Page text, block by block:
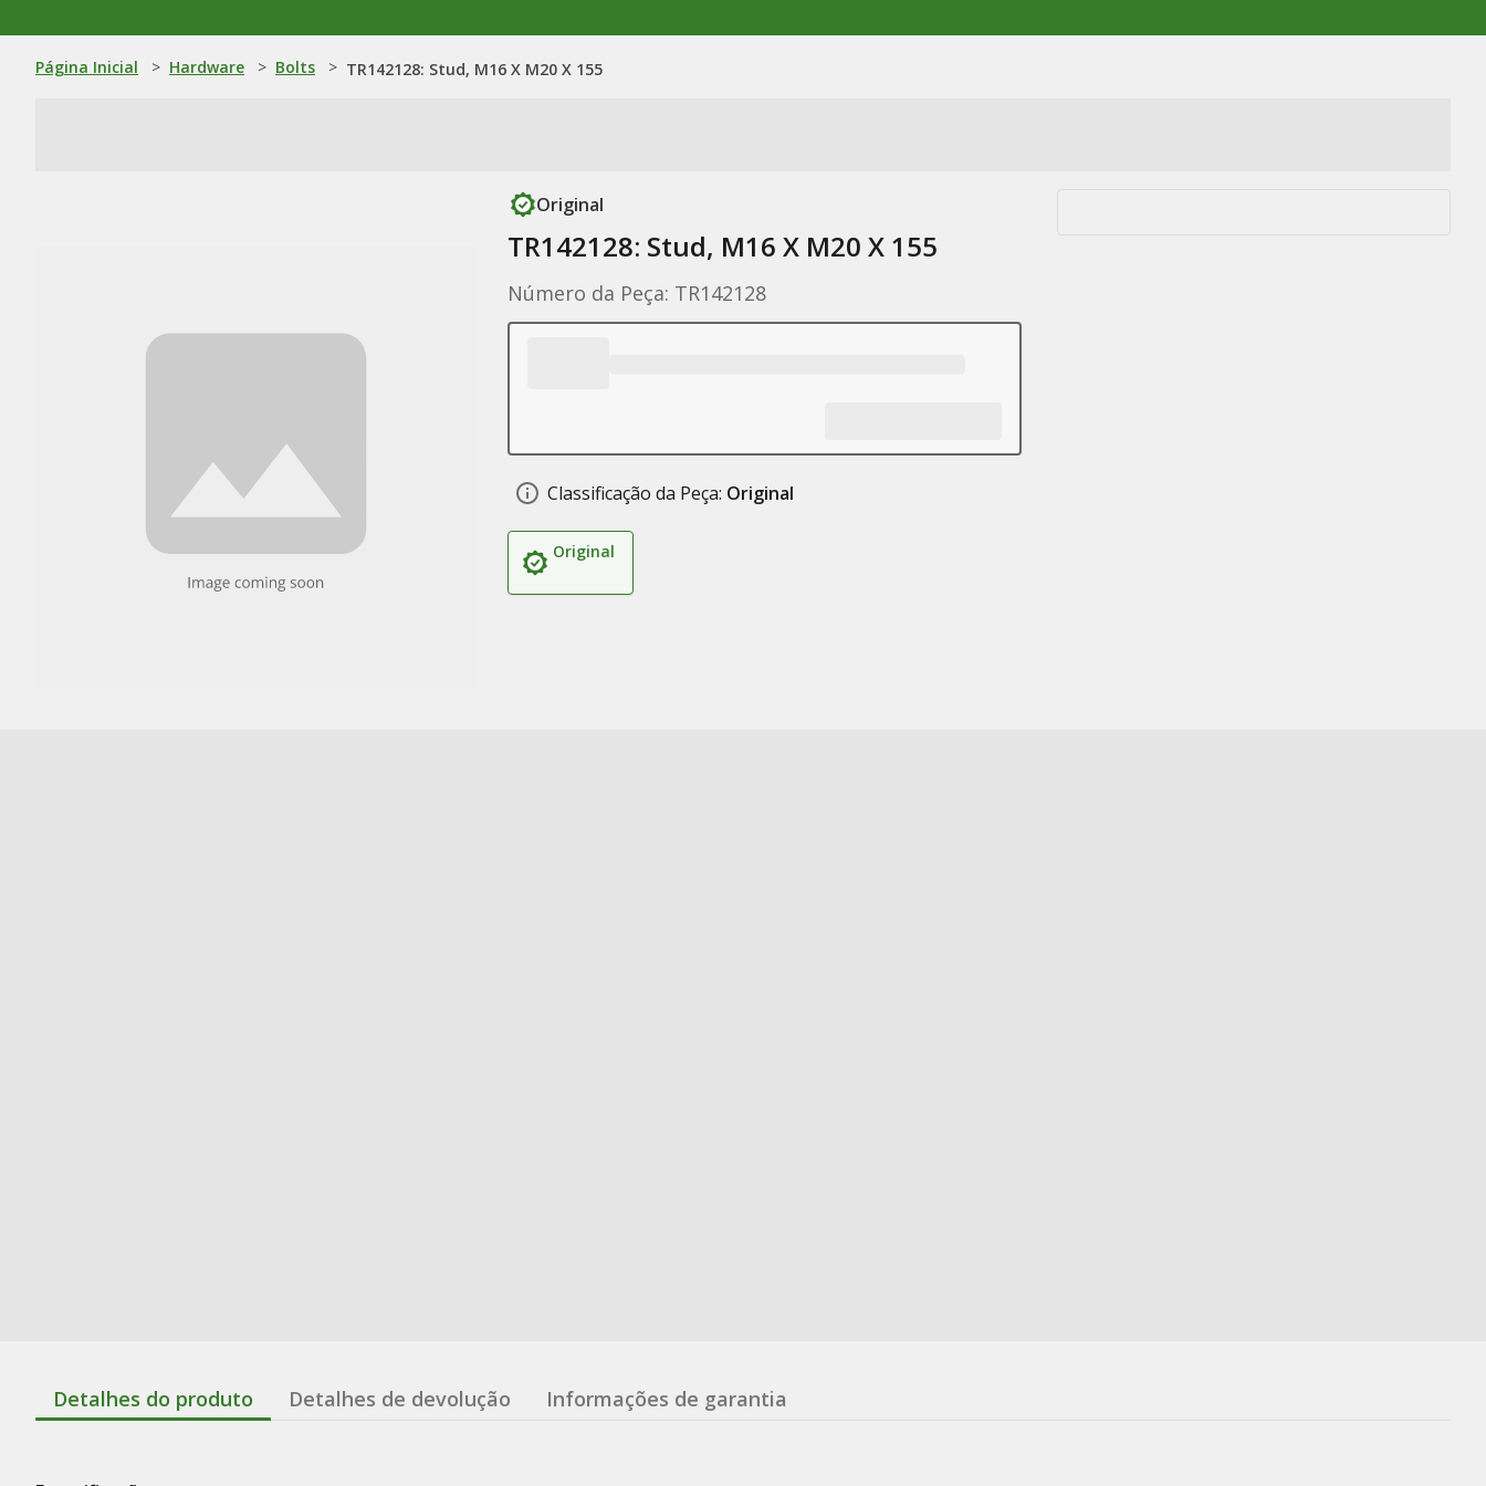
Página Inicial > Hardware > Bolts > TR142128: Stud, M16 X M20 X 155
Original
TR142128: Stud, M16 X M20 X 155
Número da Peça: TR142128
Classificação da Peça: Original
Original
Detalhes do produto Detalhes de devolução Informações de garantia